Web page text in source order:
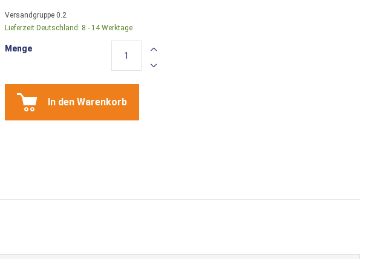
Versandgruppe 0.2
Lieferzeit Deutschland: 8 - 14 Werktage
Menge
In den Warenkorb